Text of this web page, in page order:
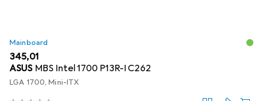
Mainboard
EUR
345,01
ASUS MBS Intel 1700 P13R-I C262
LGA 1700, Mini-ITX